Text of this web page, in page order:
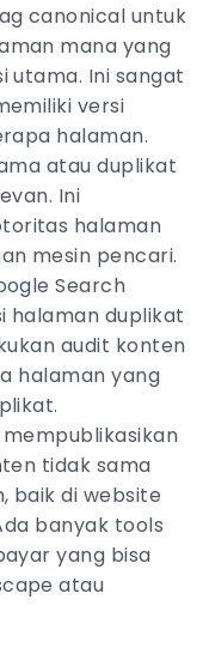
canonical untuk
mana yang
utama. Ini sangat
versi
halaman.
atau duplikat
Ini
halaman
mesin pencari.
Search
halaman duplikat
audit konten
halaman yang
tidak sama
baik di website
banyak tools
yang bisa
atau